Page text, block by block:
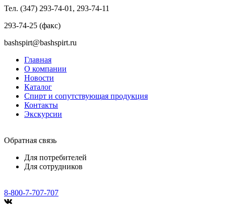
Тел. (347) 293-74-01, 293-74-11
293-74-25 (факс)
bashspirt@bashspirt.ru
Главная
О компании
Новости
Каталог
Спирт и сопутствующая продукция
Контакты
Экскурсии
Обратная связь
Для потребителей
Для сотрудников
8-800-7-707-707